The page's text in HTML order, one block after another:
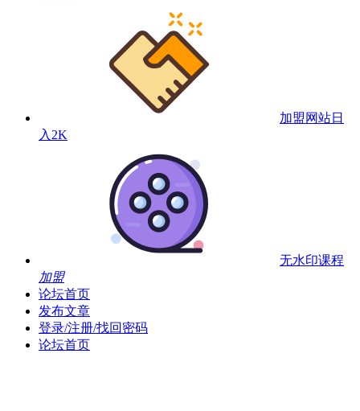
加盟网站日
入2K
无水印课程
加盟
论坛首页
发布文章
登录/注册/找回密码
论坛首页